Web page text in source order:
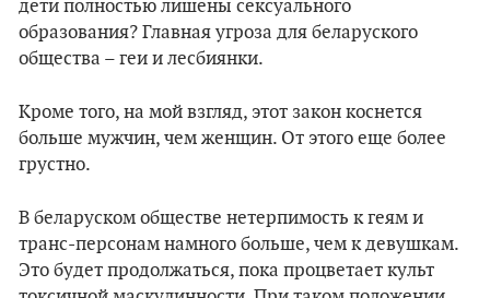
дети полностью лишены сексуального
образования? Главная угроза для беларуского
общества – геи и лесбиянки.
Кроме того, на мой взгляд, этот закон коснется
больше мужчин, чем женщин. От этого еще более
грустно.
В беларуском обществе нетерпимость к геям и
транс-персонам намного больше, чем к девушкам.
Это будет продолжаться, пока процветает культ